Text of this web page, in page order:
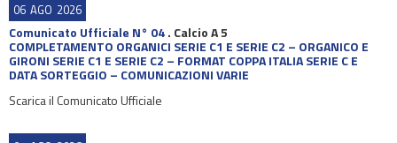
06 AGO 2026
Comunicato Ufficiale N° 04. Calcio A 5
COMPLETAMENTO ORGANICI SERIE C1 E SERIE C2 – ORGANICO E
GIRONI SERIE C1 E SERIE C2 – FORMAT COPPA ITALIA SERIE C E
DATA SORTEGGIO – COMUNICAZIONI VARIE
Scarica il Comunicato Ufficiale